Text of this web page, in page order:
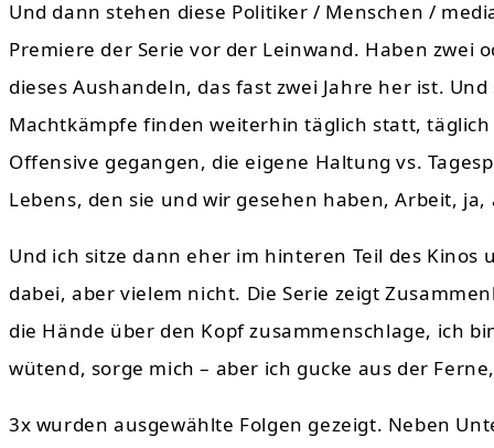
Und dann stehen diese Politiker / Menschen /
Premiere der Serie vor der Leinwand. Haben
dieses Aushandeln, das fast zwei Jahre her ist.
Machtkämpfe finden weiterhin täglich statt,
Offensive gegangen, die eigene Haltung vs.
Lebens, den sie und wir gesehen haben, Arbeit,
Und ich sitze dann eher im hinteren Teil des
dabei, aber vielem nicht. Die Serie zeigt
die Hände über den Kopf zusammenschlage, ich
wütend, sorge mich – aber ich gucke aus der
3x wurden ausgewählte Folgen gezeigt. Neben